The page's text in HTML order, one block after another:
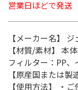
営業日ほどで発送
【メーカー名】
【材質/素材】 本
フィルター：PP
【原産国または製
【使用方法】 ・